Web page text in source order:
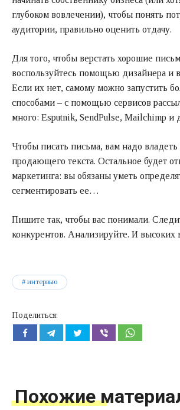
глубоком вовлечении), чтобы понять
аудитории, правильно оценить отдачу.
Для того, чтобы верстать хорошие
воспользуйтесь помощью дизайнера и
Если их нет, самому можно запустить
способами – с помощью сервисов
много: Esputnik, SendPulse, Mailchimp и
Чтобы писать письма, вам надо
продающего текста. Остальное будет
маркетинга: вы обязаны уметь
сегментировать ее…
Пишите так, чтобы вас понимали.
конкурентов. Анализируйте. И высоких
интервью
Поделиться:
Похожие